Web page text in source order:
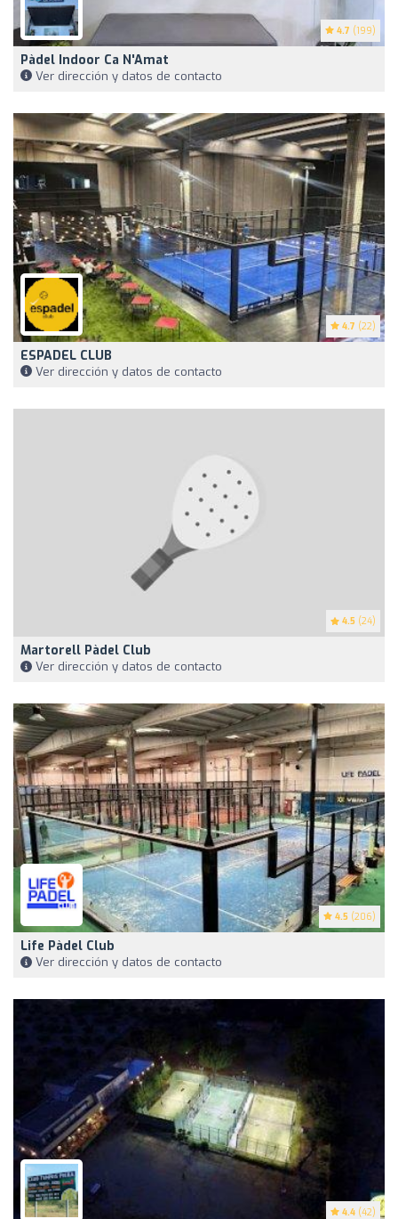
4.7 (199)
Pàdel Indoor Ca N'Amat
Ver dirección y datos de contacto
4.7 (22)
ESPADEL CLUB
Ver dirección y datos de contacto
4.5 (24)
Martorell Pàdel Club
Ver dirección y datos de contacto
4.5 (206)
Life Pàdel Club
Ver dirección y datos de contacto
4.4 (42)